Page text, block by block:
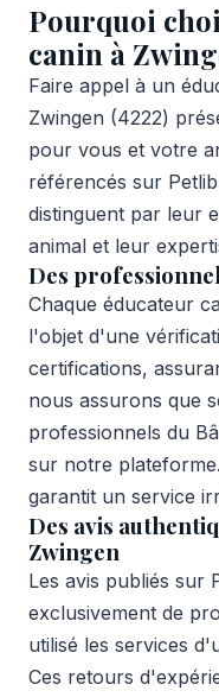
Pourquoi
canin à
Faire appel à un
Zwingen (4222)
pour vous et votre
référencés sur
distinguent par leur
animal et leur
Des
Chaque éducateur
l'objet d'une
certifications,
nous assurons que
professionnels du
sur notre
garantit un service
Des avis
Zwingen
Les avis publiés sur
exclusivement de
utilisé les services
Ces retours